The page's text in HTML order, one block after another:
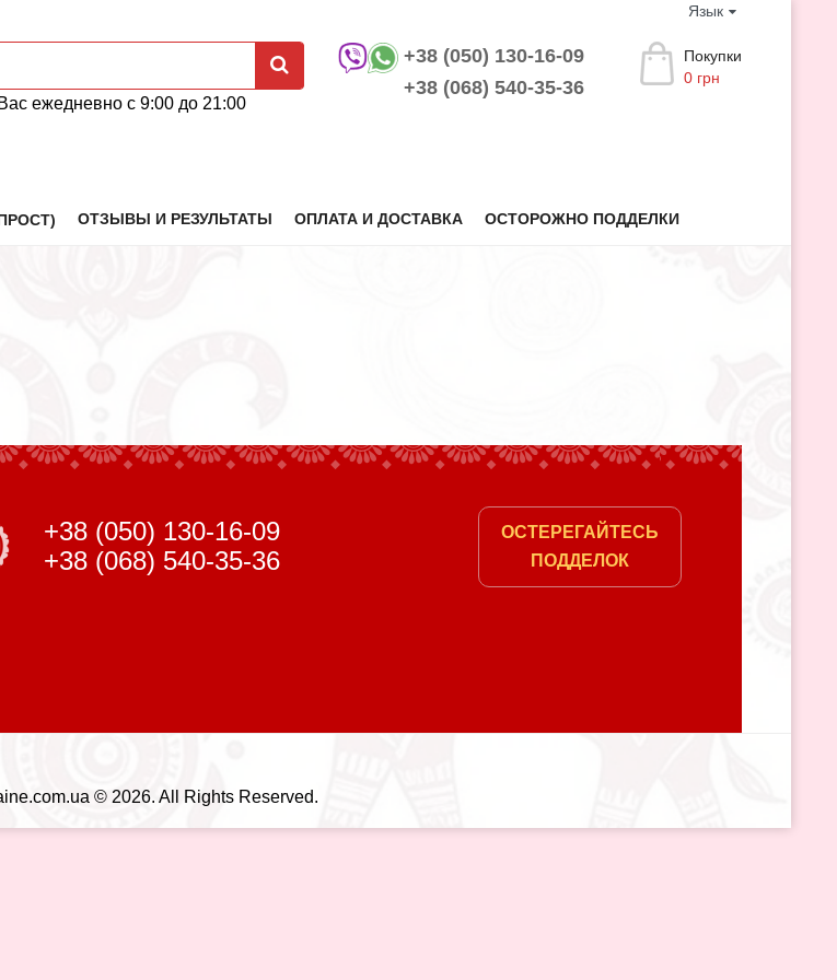
Язык
ежедневно с 9:00 до 21:00
Покупки
0 грн
+38 (050) 130-16-09
+38 (068) 540-35-36
ОТЗЫВЫ И РЕЗУЛЬТАТЫ ОПЛАТА И ДОСТАВКА ОСТОРОЖНО ПОДДЕЛКИ
+38 (050) 130-16-09
+38 (068) 540-35-36
ОСТЕРЕГАЙТЕСЬ
ПОДДЕЛОК
© 2026. All Rights Reserved.